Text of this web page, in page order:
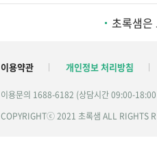
초록샘은
이용약관 개인정보 처리방침
이용문의 1688-6182 (상담시간 09:00-
COPYRIGHTⓒ 2021 초록샘 ALL RIGHTS